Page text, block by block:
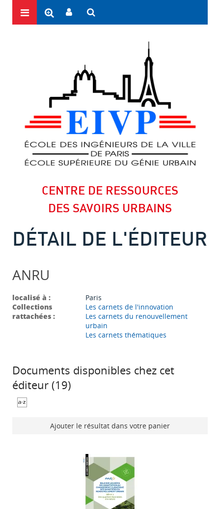
CENTRE DE RESSOURCES
DES SAVOIRS URBAINS
DÉTAIL DE L'ÉDITEUR
ANRU
localisé à :
Paris
Collections
rattachées :
Les carnets de l'innovation
Les carnets du renouvellement
urbain
Les carnets thématiques
Documents disponibles chez cet
éditeur (19)
Ajouter le résultat dans votre panier